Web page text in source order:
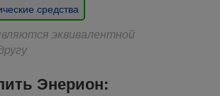
средства
эквивалентной
Энерион: